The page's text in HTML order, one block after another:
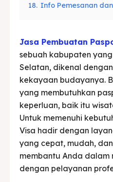
18. Info Pemesanan
Jasa Pembuatan
sebuah kabupaten
Selatan, dikenal
kekayaan budayanya.
yang membutuhkan
keperluan, baik itu
Untuk memenuhi
Visa hadir dengan
yang cepat, mudah,
membantu Anda dalam
dengan pelayanan